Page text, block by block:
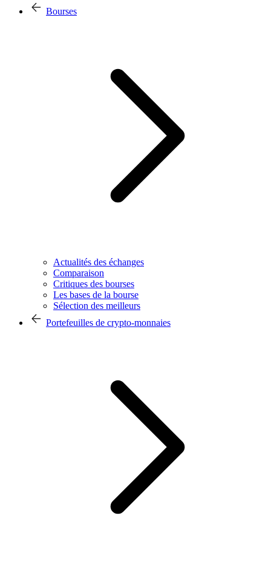
Bourses
Actualités des échanges
Comparaison
Critiques des bourses
Les bases de la bourse
Sélection des meilleurs
Portefeuilles de crypto-monnaies